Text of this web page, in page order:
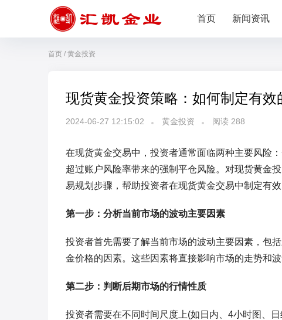
首页 新闻资讯
首页 / 黄金投资
现货黄金投资策略：如何制定有效
2024-06-27 12:15:02 黄金投资 阅读 288
在现货黄金交易中，投资者通常面临两种主要风险
超过账户风险率带来的强制平仓风险。对现货黄金
易规划步骤，帮助投资者在现货黄金交易中制定有效
第一步：分析当前市场的波动主要因素
投资者首先需要了解当前市场的波动主要因素，包
金价格的因素。这些因素将直接影响市场的走势和波
第二步：判断后期市场的行情性质
投资者需要在不同时间尺度上(如日内、4小时图、